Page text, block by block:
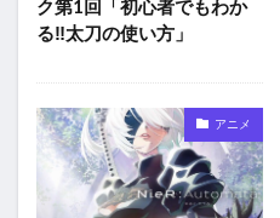
ク第1回「初心者でもわか
る‼︎太刀の使い方」
アニメ